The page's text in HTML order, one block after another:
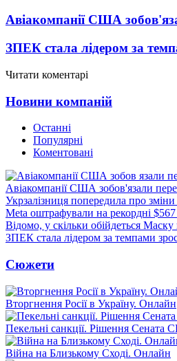
Авіакомпанії США
ЗПЕК стала лідером за
Читати коментарі
Новини компаній
Останні
Популярні
Коментовані
Авіакомпанії США зобов'язали
Укрзалізниця попередила про зміни
Meta оштрафували на рекордні
Відомо, у скільки обійдеться Маску
ЗПЕК стала лідером за темпами
Сюжети
Вторгнення Росії в Україну. Онлайн
Пекельні санкції. Рішення Сената
Війна на Близькому Сході. Онлайн